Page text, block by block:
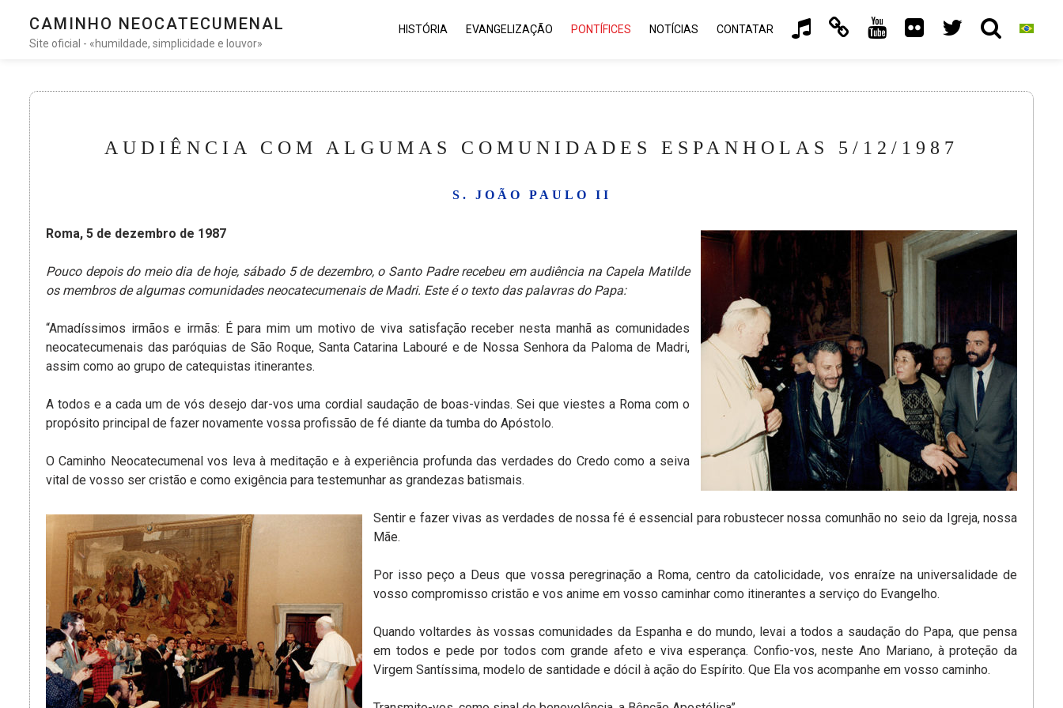
CAMINHO NEOCATECUMENAL
Site oficial - «humildade, simplicidade e louvor»
HISTÓRIA EVANGELIZAÇÃO PONTÍFICES NOTÍCIAS CONTATAR
AUDIÊNCIA COM ALGUMAS COMUNIDADES ESPANHOLAS 5/12/1987
S. JOÃO PAULO II
Roma, 5 de dezembro de 1987
Pouco depois do meio dia de hoje, sábado 5 de dezembro, o Santo Padre recebeu em audiência na Capela Matilde
os membros de algumas comunidades neocatecumenais de Madri. Este é o texto das palavras do Papa:
“Amadíssimos irmãos e irmãs: É para mim um motivo de viva satisfação receber nesta manhã as comunidades
neocatecumenais das paróquias de São Roque, Santa Catarina Labouré e de Nossa Senhora da Paloma de Madri,
assim como ao grupo de catequistas itinerantes.
A todos e a cada um de vós desejo dar-vos uma cordial saudação de boas-vindas. Sei que viestes a Roma com o
propósito principal de fazer novamente vossa profissão de fé diante da tumba do Apóstolo.
O Caminho Neocatecumenal vos leva à meditação e à experiência profunda das verdades do Credo como a seiva
vital de vosso ser cristão e como exigência para testemunhar as grandezas batismais.
Sentir e fazer vivas as verdades de nossa fé é essencial para robustecer nossa comunhão no seio da Igreja, nossa
Mãe.
Por isso peço a Deus que vossa peregrinação a Roma, centro da catolicidade, vos enraíze na universalidade de
vosso compromisso cristão e vos anime em vosso caminhar como itinerantes a serviço do Evangelho.
Quando voltardes às vossas comunidades da Espanha e do mundo, levai a todos a saudação do Papa, que pensa
em todos e pede por todos com grande afeto e viva esperança. Confio-vos, neste Ano Mariano, à proteção da
Virgem Santíssima, modelo de santidade e dócil à ação do Espírito. Que Ela vos acompanhe em vosso caminho.